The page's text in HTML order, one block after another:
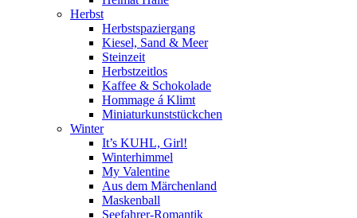
Herbst
Herbstspaziergang
Kiesel, Sand & Meer
Steinzeit
Herbstzeitlos
Kaffee & Schokolade
Hommage á Klimt
Miniaturkunststückchen
Winter
It’s KUHL, Girl!
Winterhimmel
My Valentine
Aus dem Märchenland
Maskenball
Seefahrer-Romantik